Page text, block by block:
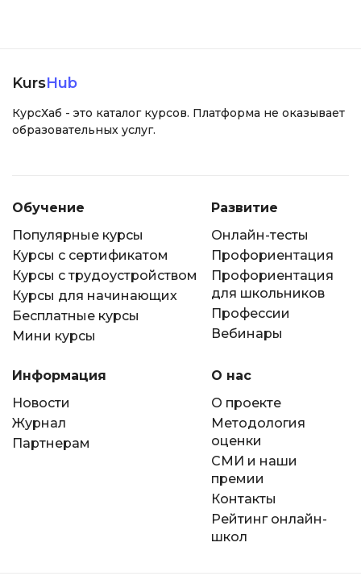
KursHub
КурсХаб - это каталог курсов. Платформа не оказывает
образовательных услуг.
Обучение
Популярные курсы
Курсы с сертификатом
Курсы с трудоустройством
Курсы для начинающих
Бесплатные курсы
Мини курсы
Развитие
Онлайн-тесты
Профориентация
Профориентация
для школьников
Профессии
Вебинары
Информация
Новости
Журнал
Партнерам
О нас
О проекте
Методология
оценки
СМИ и наши
премии
Контакты
Рейтинг онлайн-
школ